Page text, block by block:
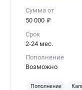
Сумма от
50 000 ₽
Срок
2-24 мес.
Пополнение
Возможно
Пополнение